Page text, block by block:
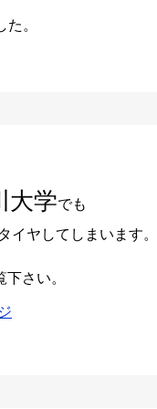
た。
大学でも
イヤしてしまいます。
さい。